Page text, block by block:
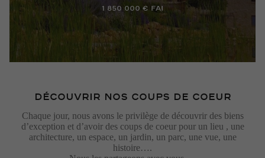
1 850 000 € FAI
DÉCOUVRIR NOS COUPS DE COEUR
Chaque jour, nous avons le privilège de découvrir des biens
d’exception et d’avoir des coups de coeur pour un lieu , une
architecture, un espace, un jardin, un parc, une vue, une
histoire….
HÉRAULT MONTPELLIER (34)